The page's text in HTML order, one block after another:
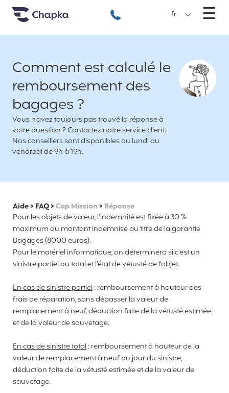
Chapka Assurances Voyages
+33 1 74 85 50 50
fr ☰
Comment est calculé le
remboursement des
bagages ?
Vous n’avez toujours pas trouvé la réponse à
votre question ? Contactez notre service client.
Nos conseillers sont disponibles du lundi au
vendredi de 9h à 19h.
Aide> FAQ>Cap Mission > Réponse
Pour les objets de valeur, l’indemnité est fixée à 30 %
maximum du montant indemnisé au titre de la garantie
Bagages (8000 euros).
Pour le matériel informatique, on déterminera si c’est un
sinistre partiel ou total et l’état de vétusté de l’objet.
En cas de sinistre partiel: remboursement à hauteur des
frais de réparation, sans dépasser la valeur de
remplacement à neuf, déduction faite de la vétusté estimée
et de la valeur de sauvetage.
En cas de sinistre total: remboursement à hauteur de la
valeur de remplacement à neuf au jour du sinistre,
déduction faite de la vétusté estimée et de la valeur de
sauvetage.